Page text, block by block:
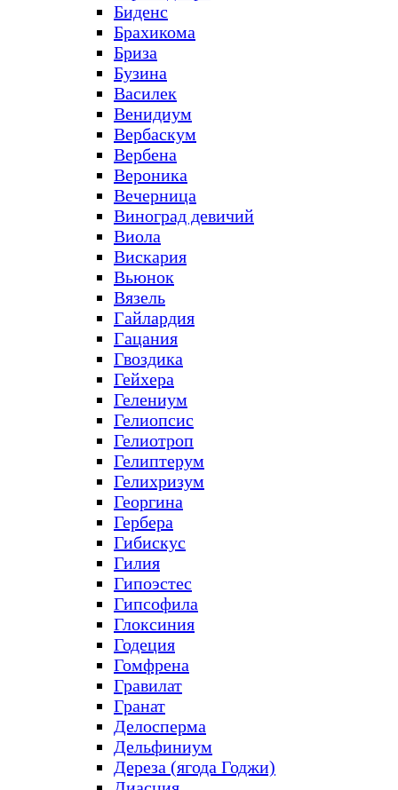
Биденс
Брахикома
Бриза
Бузина
Василек
Венидиум
Вербаскум
Вербена
Вероника
Вечерница
Виноград девичий
Виола
Вискария
Вьюнок
Вязель
Гайлардия
Гацания
Гвоздика
Гейхера
Гелениум
Гелиопсис
Гелиотроп
Гелиптерум
Гелихризум
Георгина
Гербера
Гибискус
Гилия
Гипоэстес
Гипсофила
Глоксиния
Годеция
Гомфрена
Гравилат
Гранат
Делосперма
Дельфиниум
Дереза (ягода Годжи)